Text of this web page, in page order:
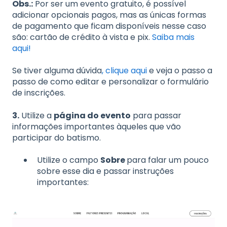
Obs.: Por ser um evento gratuito, é possível
adicionar opcionais pagos, mas as únicas formas
de pagamento que ficam disponíveis nesse caso
são: cartão de crédito à vista e pix. Saiba mais
aqui!
Se tiver alguma dúvida, clique aquie veja o passo a
passo de como editar e personalizar o formulário
de inscrições.
​3. Utilize a página do evento para passar
informações importantes àqueles que vão
participar do batismo.
Utilize o campo Sobrepara falar um pouco
sobre esse dia e passar instruções
importantes: